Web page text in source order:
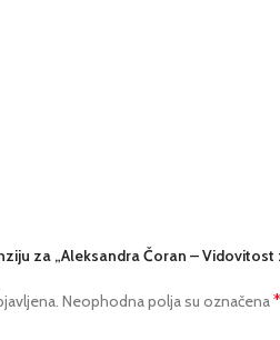
za „Aleksandra Čoran – Vidovitost
Neophodna polja su označena*